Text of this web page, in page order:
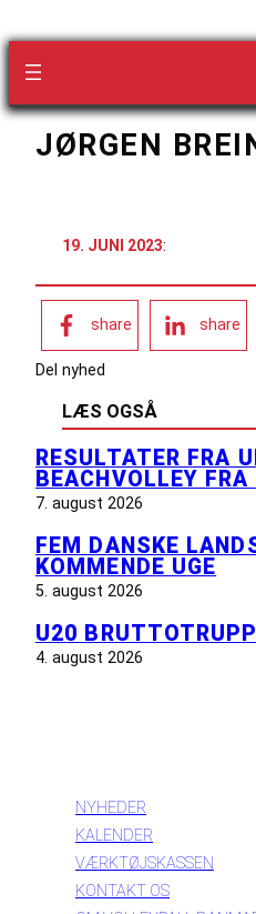
JØRGEN
19. JUNI 2023:
share share
Del nyhed
LÆS OGSÅ
RESULTATER FRA
BEACHVOLLEY
7. august 2026
FEM DANSKE
KOMMENDE UGE
5. august 2026
U20
4. august 2026
NYHEDER
KALENDER
VÆRKTØJSKASSEN
KONTAKT OS